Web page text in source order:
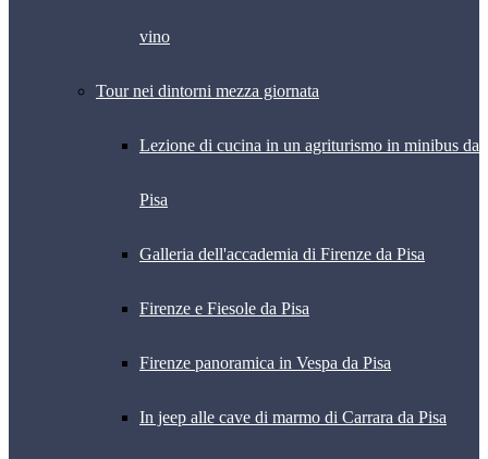
vino
Tour nei dintorni mezza giornata
Lezione di cucina in un agriturismo in minibus da
Pisa
Galleria dell'accademia di Firenze da Pisa
Firenze e Fiesole da Pisa
Firenze panoramica in Vespa da Pisa
In jeep alle cave di marmo di Carrara da Pisa